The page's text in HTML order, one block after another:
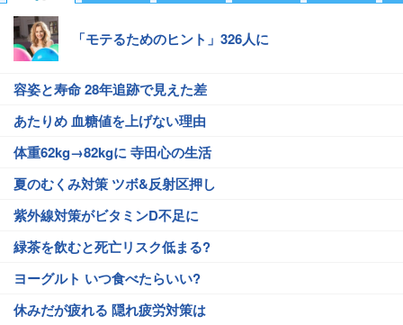
「モテるためのヒント」326人に
容姿と寿命 28年追跡で見えた差
あたりめ 血糖値を上げない理由
体重62kg→82kgに 寺田心の生活
夏のむくみ対策 ツボ&反射区押し
紫外線対策がビタミンD不足に
緑茶を飲むと死亡リスク低まる?
ヨーグルト いつ食べたらいい?
休みだが疲れる 隠れ疲労対策は